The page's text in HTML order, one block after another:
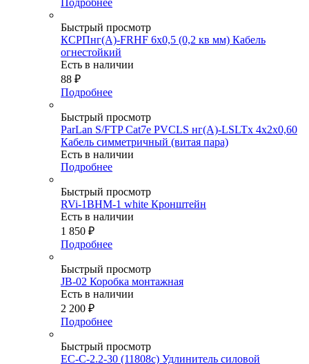
Подробнее
Быстрый просмотр
КСРПнг(А)-FRHF 6х0,5 (0,2 кв мм) Кабель
огнестойкий
Есть в наличии
88 ₽
Подробнее
Быстрый просмотр
ParLan S/FTP Cat7e PVCLS нг(A)-LSLTx 4х2х0,60
Кабель симметричный (витая пара)
Есть в наличии
Подробнее
Быстрый просмотр
RVi-1BHM-1 white Кронштейн
Есть в наличии
1 850 ₽
Подробнее
Быстрый просмотр
JB-02 Коробка монтажная
Есть в наличии
2 200 ₽
Подробнее
Быстрый просмотр
EC-C-2.2-30 (11808c) Удлинитель силовой